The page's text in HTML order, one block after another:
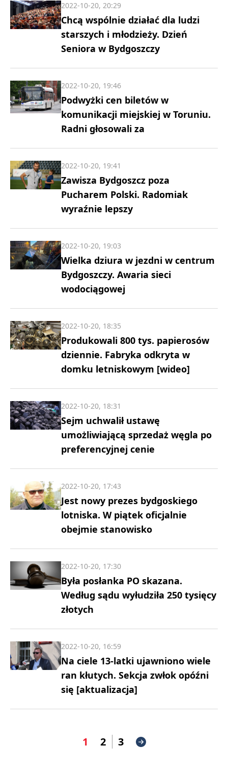
Chcą wspólnie działać dla ludzi
starszych i młodzieży. Dzień
Seniora w Bydgoszczy
2022-10-20, 20:29
Podwyżki cen biletów w
komunikacji miejskiej w Toruniu.
Radni głosowali za
2022-10-20, 19:46
Zawisza Bydgoszcz poza
Pucharem Polski. Radomiak
wyraźnie lepszy
2022-10-20, 19:41
Wielka dziura w jezdni w centrum
Bydgoszczy. Awaria sieci
wodociągowej
2022-10-20, 19:03
Produkowali 800 tys. papierosów
dziennie. Fabryka odkryta w
domku letniskowym [wideo]
2022-10-20, 18:35
Sejm uchwalił ustawę
umożliwiającą sprzedaż węgla po
preferencyjnej cenie
2022-10-20, 18:31
Jest nowy prezes bydgoskiego
lotniska. W piątek oficjalnie
obejmie stanowisko
2022-10-20, 17:43
Była posłanka PO skazana.
Według sądu wyłudziła 250 tysięcy
złotych
2022-10-20, 17:30
Na ciele 13-latki ujawniono wiele
ran kłutych. Sekcja zwłok opóźni
się [aktualizacja]
2022-10-20, 16:59
1 2 3